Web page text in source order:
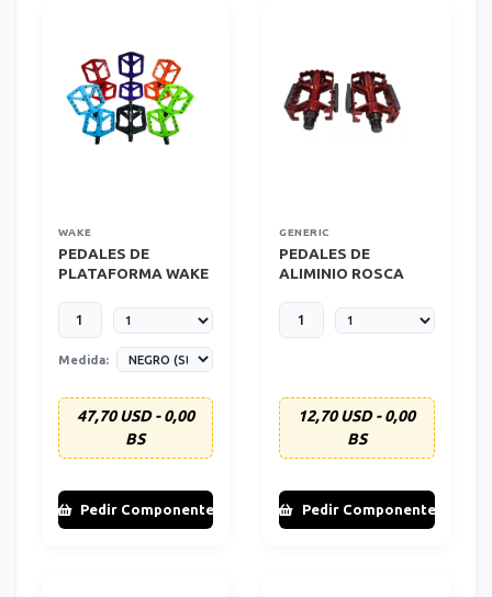
WAKE
PEDALES DE
PLATAFORMA WAKE
Medida:
47,70 USD - 0,00
BS
Pedir Componente
GENERIC
PEDALES DE
ALIMINIO ROSCA
CARRERA ROJO
12,70 USD - 0,00
BS
Pedir Componente